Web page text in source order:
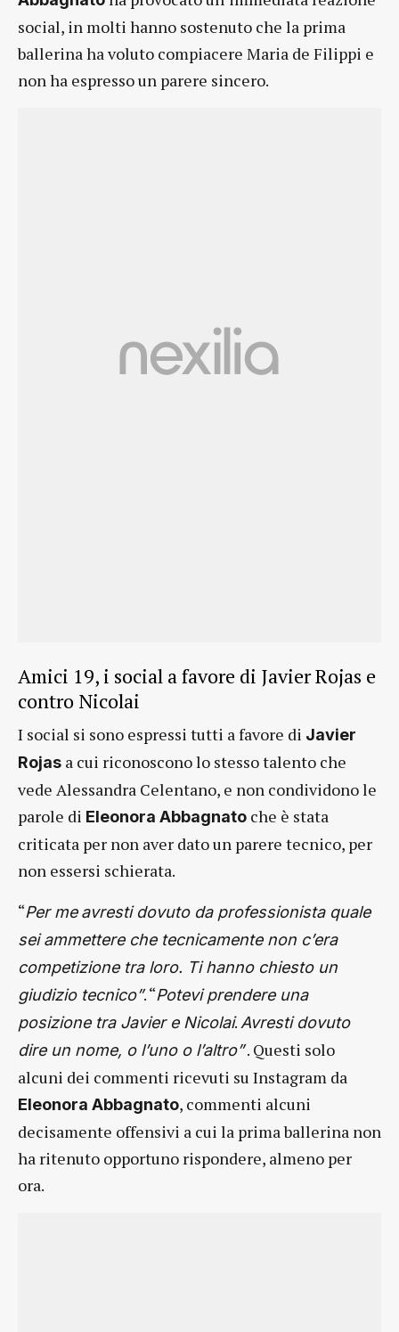
social, in molti hanno sostenuto che la prima
ballerina ha voluto compiacere Maria de Filippi e
non ha espresso un parere sincero.
Amici 19, i social a favore di Javier Rojas e
contro Nicolai
I social si sono espressi tutti a favore di Javier
Rojas a cui riconoscono lo stesso talento che
vede Alessandra Celentano, e non condividono le
parole di Eleonora Abbagnato che è stata
criticata per non aver dato un parere tecnico, per
non essersi schierata.
“Per me avresti dovuto da professionista quale
sei ammettere che tecnicamente non c’era
competizione tra loro. Ti hanno chiesto un
giudizio tecnico”. “Potevi prendere una
posizione tra Javier e Nicolai. Avresti dovuto
dire un nome, o l’uno o l’altro”. Questi solo
alcuni dei commenti ricevuti su Instagram da
Eleonora Abbagnato, commenti alcuni
decisamente offensivi a cui la prima ballerina non
ha ritenuto opportuno rispondere, almeno per
ora.